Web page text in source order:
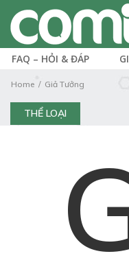
FAQ – HỎI & ĐÁP
Home Giả Tưởng
THỂ LOẠI